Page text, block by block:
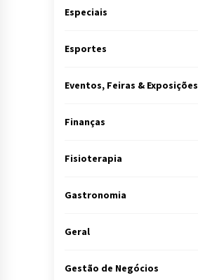
Especiais
Esportes
Eventos, Feiras & Exposições
Finanças
Fisioterapia
Gastronomia
Geral
Gestão de Negócios